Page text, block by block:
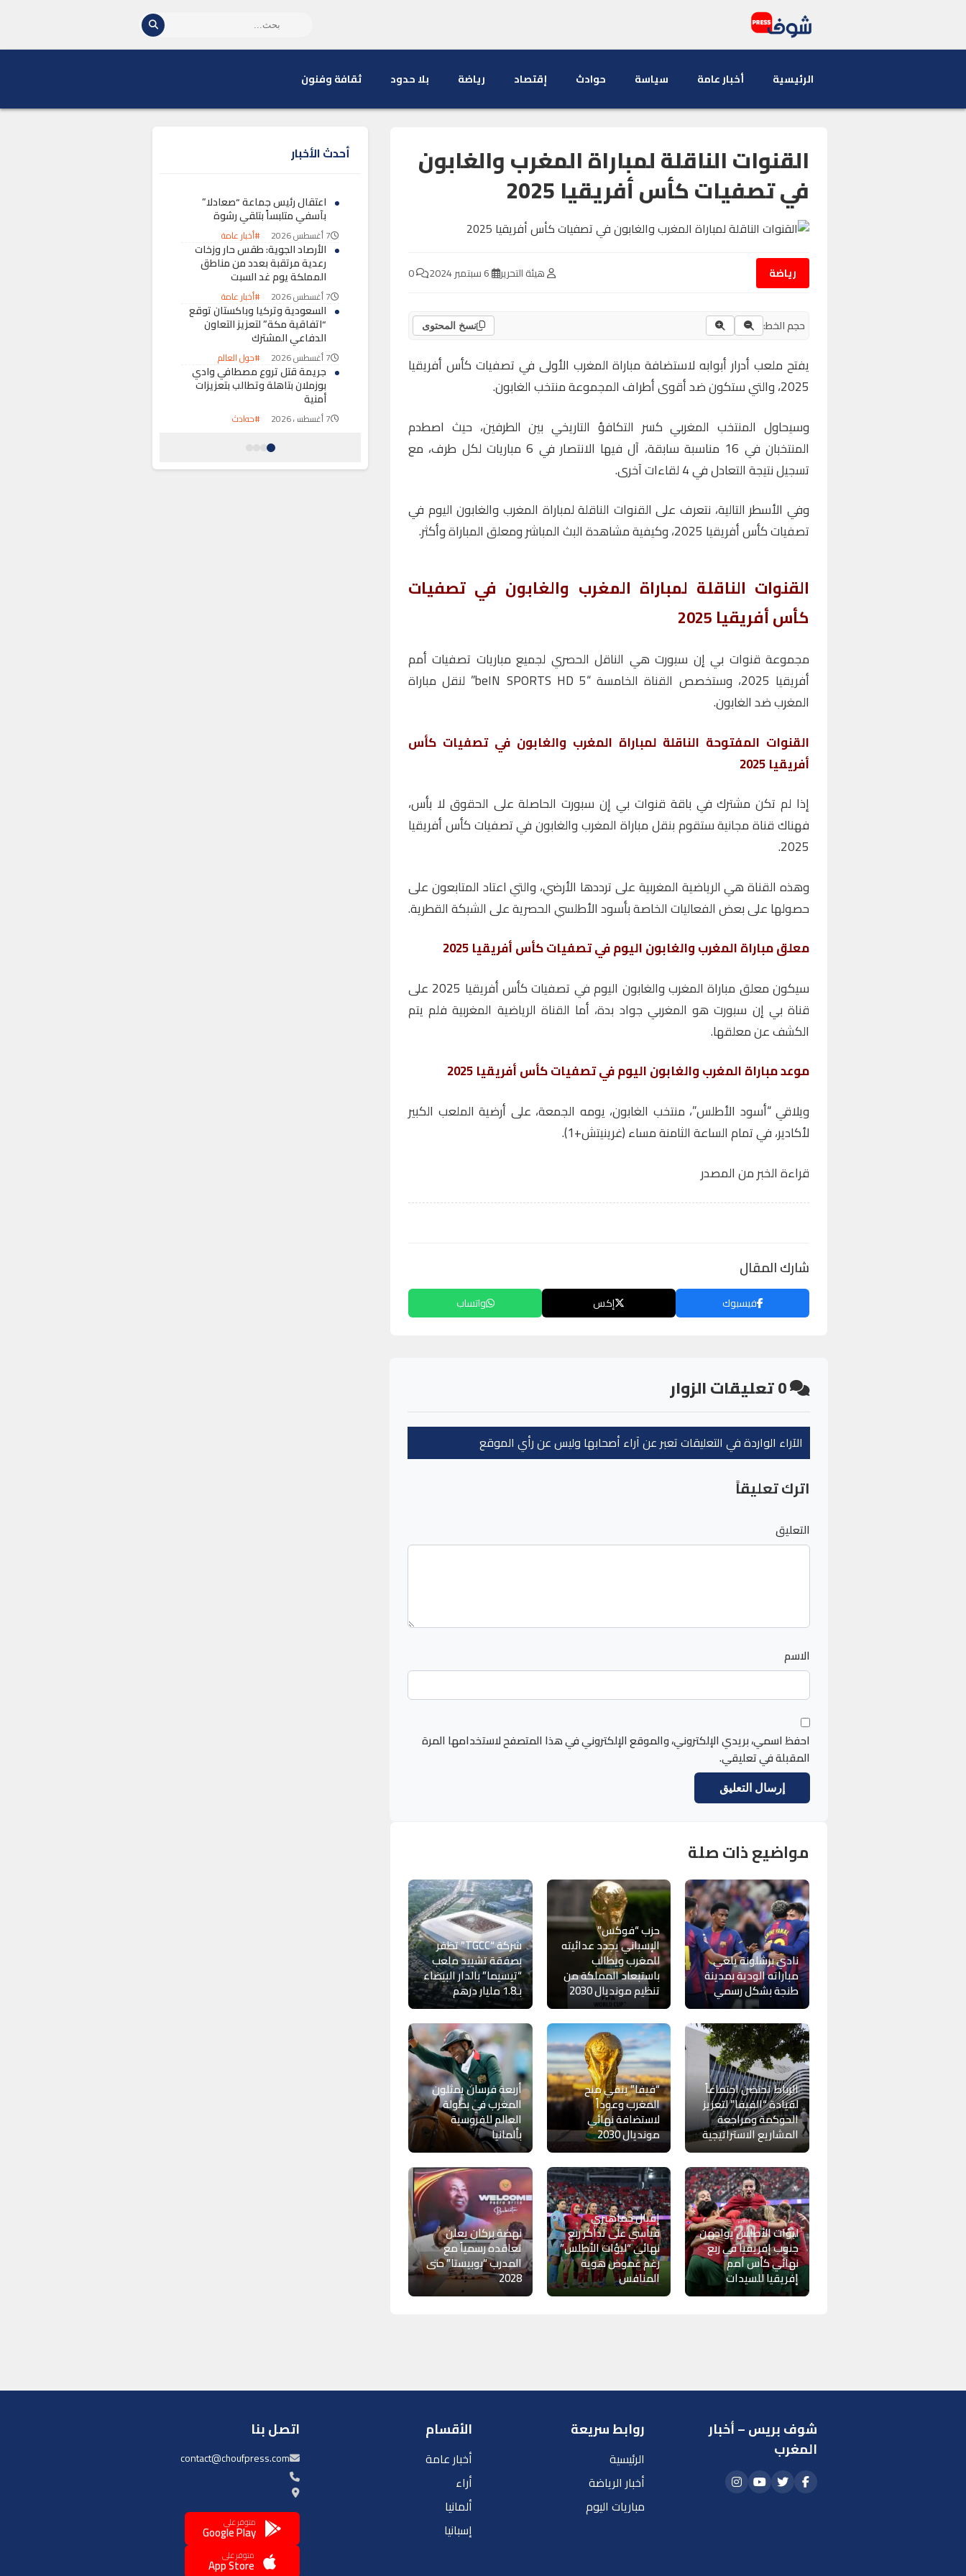
الرئيسية أخبار عامة سياسة حوادث إقتصاد رياضة بلا حدود ثقافة وفنون
القنوات الناقلة لمباراة المغرب والغابون
في تصفيات كأس أفريقيا 2025
رياضة هيئة التحرير
حجم الخط: نسخ المحتوى
يفتح ملعب أدرار أبوابه لاستضافة مباراة المغرب الأولى في تصفيات كأس أفريقيا
2025، والتي ستكون ضد أقوى أطراف المجموعة منتخب الغابون.
وسيحاول المنتخب المغربي كسر التكافؤ التاريخي بين الطرفين، حيث اصطدم
المنتخبان في 16 مناسبة سابقة، آل فيها الانتصار في 6 مباريات لكل طرف، مع
تسجيل نتيجة التعادل في 4 لقاءات آخرى.
وفي الأسطر التالية، نتعرف على القنوات الناقلة لمباراة المغرب والغابون اليوم في
تصفيات كأس أفريقيا 2025، وكيفية مشاهدة البث المباشر ومعلق المباراة وأكثر.
القنوات الناقلة لمباراة المغرب والغابون في تصفيات
كأس أفريقيا 2025
مجموعة قنوات بي إن سبورت هي الناقل الحصري لجميع مباريات تصفيات أمم
أفريقيا 2025، وستخصص القناة الخامسة “beIN SPORTS HD 5” لنقل مباراة
المغرب ضد الغابون.
القنوات المفتوحة الناقلة لمباراة المغرب والغابون في تصفيات كأس
أفريقيا 2025
إذا لم تكن مشترك في باقة قنوات بي إن سبورت الحاصلة على الحقوق لا بأس،
فهناك قناة مجانية ستقوم بنقل مباراة المغرب والغابون في تصفيات كأس أفريقيا
2025.
وهذه القناة هي الرياضية المغربية على ترددها الأرضي، والتي اعتاد المتابعون على
حصولها على بعض الفعاليات الخاصة بأسود الأطلسي الحصرية على الشبكة القطرية.
معلق مباراة المغرب والغابون اليوم في تصفيات كأس أفريقيا 2025
سيكون معلق مباراة المغرب والغابون اليوم في تصفيات كأس أفريقيا 2025 على
قناة بي إن سبورت هو المغربي جواد بدة، أما القناة الرياضية المغربية فلم يتم
الكشف عن معلقها.
موعد مباراة المغرب والغابون اليوم في تصفيات كأس أفريقيا 2025
ويلاقي “أسود الأطلس”، منتخب الغابون، يومه الجمعة، على أرضية الملعب الكبير
لأكادير، في تمام الساعة الثامنة مساء (غرينيتش+1).
قراءة الخبر من المصدر
شارك المقال
فيسبوك إكس واتساب
0تعليقات الزوار
الآراء الواردة في التعليقات تعبر عن آراء أصحابها وليس عن رأي الموقع
اترك تعليقاً
التعليق
الاسم
احفظ اسمي، بريدي الإلكتروني، والموقع الإلكتروني في هذا المتصفح لاستخدامها المرة
المقبلة في تعليقي.
مواضيع ذات صلة
نادي برشلونة يلغي
مباراته الودية بمدينة
طنجة بشكل رسمي
حزب “فوكس”
الإسباني يجدد عدائيته
للمغرب ويطالب
باستبعاد المملكة من
تنظيم مونديال 2030
شركة “TGCC” تظفر
بصفقة تشييد ملعب
“تيسيما” بالدار البيضاء
بـ1.8 مليار درهم
الرباط تحتضن اجتماعاً
لقيادة “الفيفا” لتعزيز
الحوكمة ومراجعة
المشاريع الاستراتيجية
“فيفا” ينفي منح
المغرب وعوداً
لاستضافة نهائي
مونديال 2030
أربعة فرسان يمثلون
المغرب في بطولة
العالم للفروسية
بألمانيا
لبؤات الأطلس يواجهن
جنوب إفريقيا في ربع
نهائي كأس أمم
إفريقيا للسيدات
إقبال جماهيري
قياسي على تذاكر ربع
نهائي “لبؤات الأطلس”
رغم غموض هوية
المنافس
نهضة بركان يعلن
تعاقده رسمياً مع
المدرب “بوبيستا” حتى
2028
أحدث الأخبار
اعتقال رئيس جماعة “صعادلا”
بآسفي متلبساً بتلقي رشوة
7 أغسطس 2026 #أخبار عامة
الأرصاد الجوية: طقس حار وزخات
رعدية مرتقبة بعدد من مناطق
المملكة يوم غد السبت
7 أغسطس 2026 #أخبار عامة
السعودية وتركيا وباكستان توقع
“اتفاقية مكة” لتعزيز التعاون
الدفاعي المشترك
7 أغسطس 2026 #حول العالم
جريمة قتل تروع مصطافي وادي
بوزملان بتاهلة وتطالب بتعزيزات
أمنية
7 أغسطس 2026 #حوادث
جمع وتسويق الصدفيات بمنطقة
شوف بريس – أخبار
المغرب
روابط سريعة
الرئيسية
أخبار الرياضة
مباريات اليوم
الأقسام
أخبار عامة
أراء
ألمانيا
إسبانيا
اتصل بنا
contact@choufpress.com
متوفر على
Google Play
متوفر على
App Store